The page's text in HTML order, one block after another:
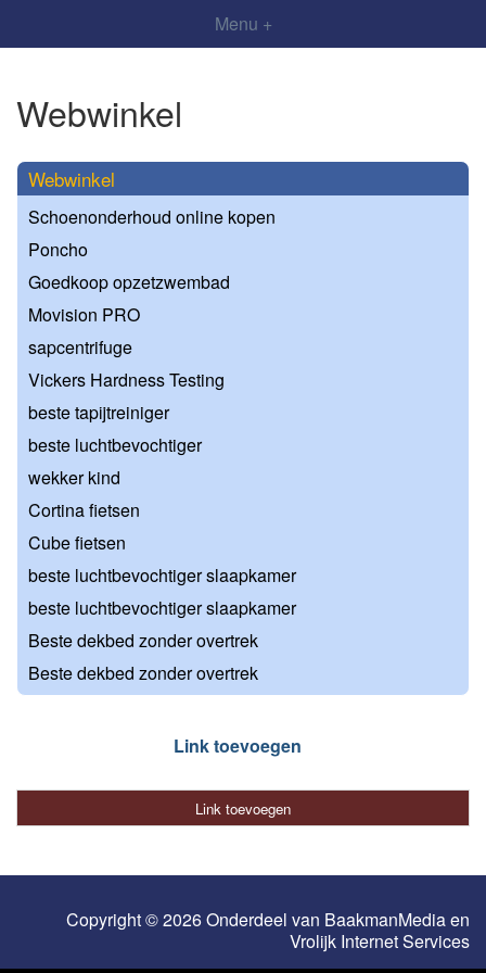
Menu +
Webwinkel
Webwinkel
Schoenonderhoud online kopen
Poncho
Goedkoop opzetzwembad
Movision PRO
sapcentrifuge
Vickers Hardness Testing
beste tapijtreiniger
beste luchtbevochtiger
wekker kind
Cortina fietsen
Cube fietsen
beste luchtbevochtiger slaapkamer
beste luchtbevochtiger slaapkamer
Beste dekbed zonder overtrek
Beste dekbed zonder overtrek
Link toevoegen
Link toevoegen
Copyright © 2026 Onderdeel van BaakmanMediaen
Vrolijk Internet Services